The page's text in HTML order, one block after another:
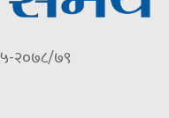
२०७८/७९